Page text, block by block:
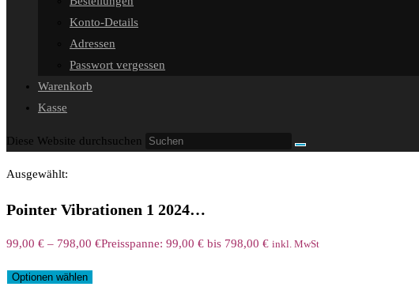
Konto-Details
Adressen
Passwort vergessen
Warenkorb
Kasse
Diese Website durchsuchen
Ausgewählt:
Pointer Vibrationen 1 2024…
99,00 € – 798,00 €Preisspanne: 99,00 € bis 798,00 € inkl. MwSt
Optionen wählen